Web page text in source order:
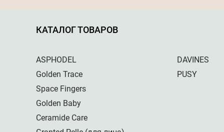
КАТАЛОГ ТОВАРОВ
ASPHODEL
Golden Trace
Space Fingers
Golden Baby
Ceramide Care
DAVINES
PUSY